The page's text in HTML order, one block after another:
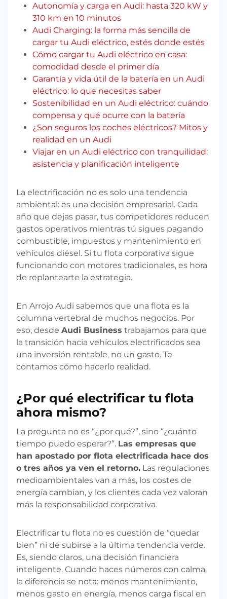
Autonomía y carga en Audi: hasta 320 kW y
310 km en 10 minutos
Audi Charging: la forma más sencilla de
cargar tu Audi eléctrico, estés donde estés
Cómo cargar tu Audi eléctrico en casa:
comodidad desde el primer día
Garantía y vida útil de la batería en un Audi
eléctrico: lo que necesitas saber
Sostenibilidad en un Audi eléctrico: cuándo
compensa y qué ocurre con la batería
¿Son seguros los coches eléctricos? Mitos y
realidad en un Audi
Viajar en un Audi eléctrico con tranquilidad:
asistencia y planificación inteligente
La electrificación no es solo una tendencia
ambiental: es una decisión empresarial. Cada
año que dejas pasar, tus competidores reducen
gastos operativos mientras tú sigues pagando
combustible, impuestos y mantenimiento en
vehículos diésel. Si tu flota corporativa sigue
funcionando con motores tradicionales, es hora
de replantearte la estrategia.
En Arrojo Audi sabemos que una flota es la
columna vertebral de muchos negocios. Por
eso, desde Audi Business trabajamos para que
la transición hacia vehículos electrificados sea
una inversión rentable, no un gasto. Te
contamos cómo hacerlo realidad.
¿Por qué electrificar tu flota
ahora mismo?
La pregunta no es “¿por qué?”, sino “¿cuánto
tiempo puedo esperar?”. Las empresas que
han apostado por flota electrificada hace dos
o tres años ya ven el retorno. Las regulaciones
medioambientales van a más, los costes de
energía cambian, y los clientes cada vez valoran
más la responsabilidad corporativa.
Electrificar tu flota no es cuestión de “quedar
bien” ni de subirse a la última tendencia verde.
Es, siendo claros, una decisión financiera
inteligente. Cuando haces números con calma,
la diferencia se nota: menos mantenimiento,
menos gasto en energía, menos carga fiscal en